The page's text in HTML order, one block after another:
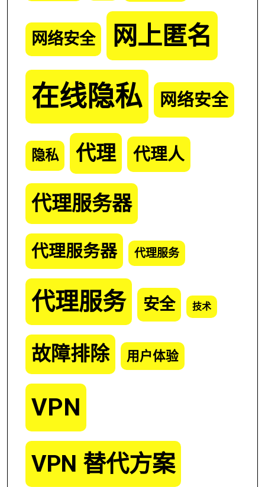
网络安全 网上匿名
在线隐私 网络安全
隐私 代理 代理人
代理服务器
代理服务器 代理服务
代理服务 安全 技术
故障排除 用户体验
VPN
VPN 替代方案